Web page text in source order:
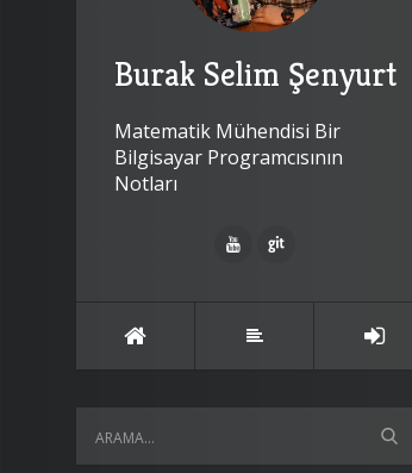
Burak Selim Şenyurt
Matematik Mühendisi Bir
Bilgisayar Programcısının
Notları